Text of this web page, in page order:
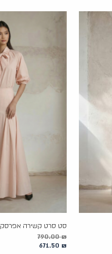
סט סרט קשירה אפרסק
790.00₪
671.50 ₪